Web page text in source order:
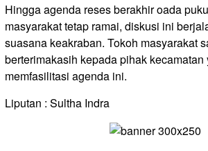
Hingga agenda reses berakhir oada
masyarakat tetap ramai, diskusi ini
suasana keakraban. Tokoh masyarakat
berterimakasih kepada pihak kecamatan
memfasilitasi agenda ini.
Liputan : Sultha Indra